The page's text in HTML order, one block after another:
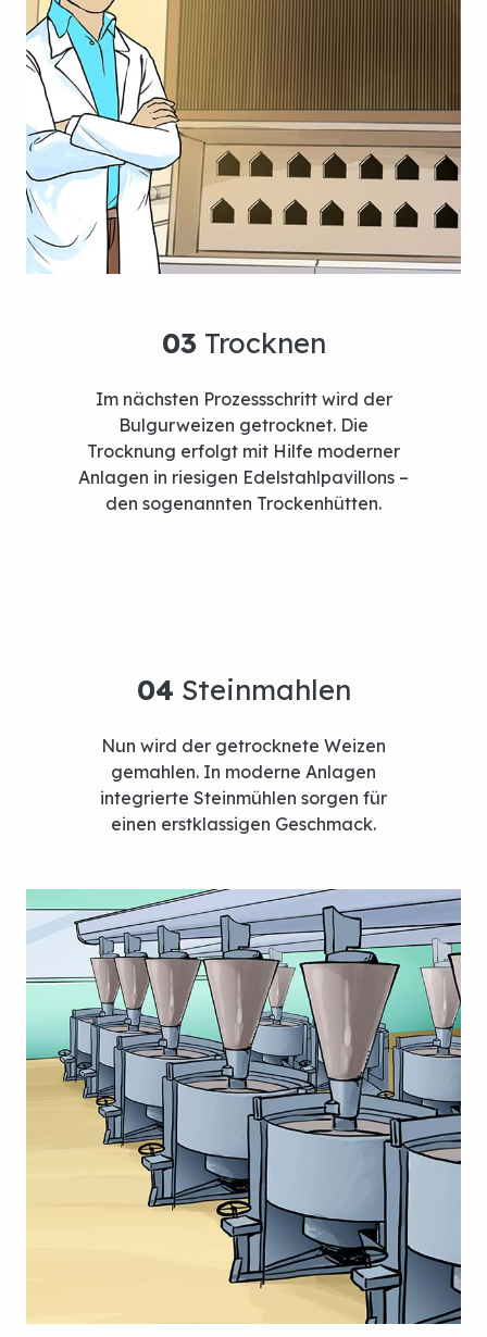
Im nächsten Prozessschritt wird der
Bulgurweizen getrocknet. Die
Trocknung erfolgt mit Hilfe moderner
Anlagen in riesigen Edelstahlpavillons –
den sogenannten Trockenhütten.
Nun wird der getrocknete Weizen
gemahlen. In moderne Anlagen
integrierte Steinmühlen sorgen für
einen erstklassigen Geschmack.